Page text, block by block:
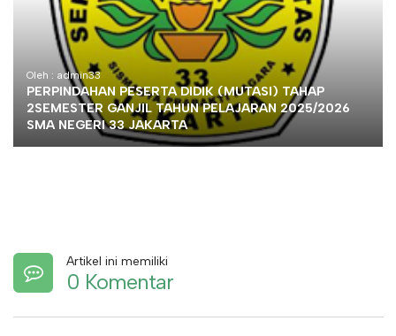
Oleh : admin33
PERPINDAHAN PESERTA DIDIK (MUTASI) TAHAP
2SEMESTER GANJIL TAHUN PELAJARAN 2025/2026
SMA NEGERI 33 JAKARTA
Artikel ini memiliki
0 Komentar